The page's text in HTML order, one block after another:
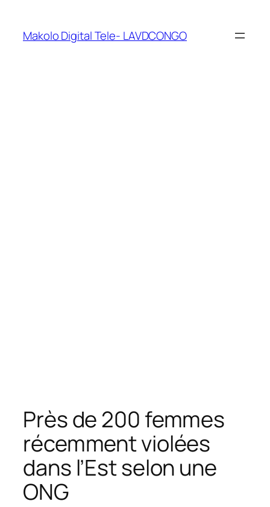
Makolo Digital Tele- LAVDCONGO
Près de 200 femmes
récemment violées
dans l’Est selon une
ONG